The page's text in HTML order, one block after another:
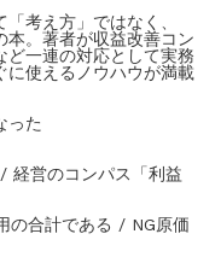
考え方」ではなく、
本。著者が収益改善コン
ど一連の対応として実務
に使えるノウハウが満載
った
経営のコンパス「利益
の合計である / NG原価